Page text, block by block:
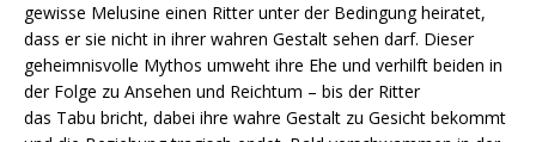
gewisse Melusine einen Ritter unter der Bedingung heiratet,
dass er sie nicht in ihrer wahren Gestalt sehen darf. Dieser
geheimnisvolle Mythos umweht ihre Ehe und verhilft beiden in
der Folge zu Ansehen und Reichtum – bis der Ritter
das Tabu bricht, dabei ihre wahre Gestalt zu Gesicht bekommt